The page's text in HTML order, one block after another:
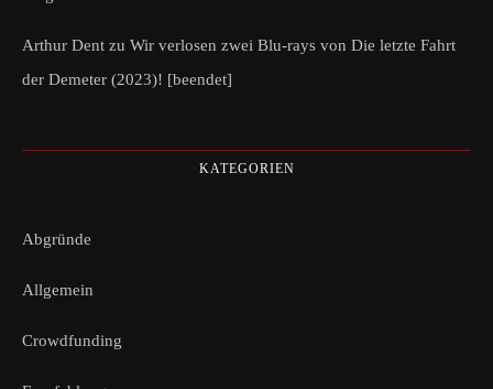
Arthur Dent zu Wir verlosen zwei Blu-rays von Die letzte Fahrt
der Demeter (2023)! [beendet]
KATEGORIEN
Abgründe
Allgemein
Crowdfunding